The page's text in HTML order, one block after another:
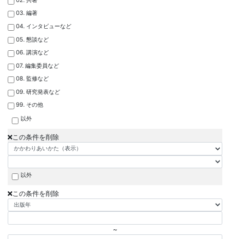
03. 編著
04. インタビューなど
05. 懇談など
06. 講演など
07. 編集委員など
08. 監修など
09. 研究発表など
99. その他
以外
この条件を削除
以外
この条件を削除
~